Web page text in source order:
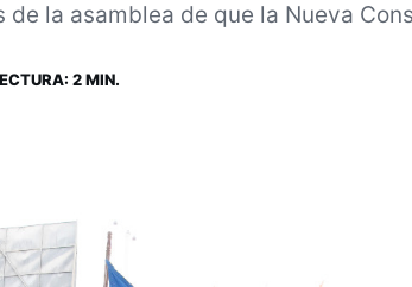
la asamblea de que la Nueva
2 MIN.